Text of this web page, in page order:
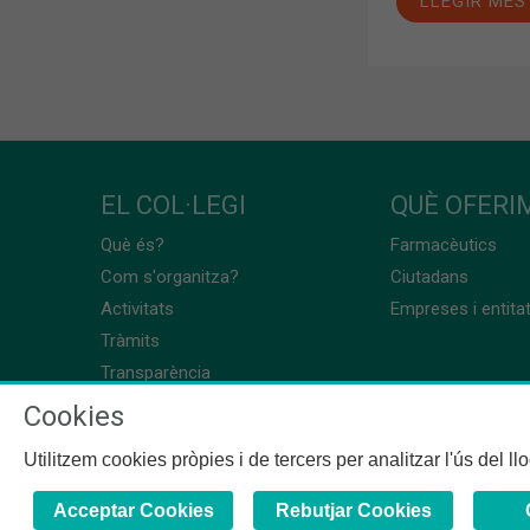
EL COL·LEGI
Què és?
Com s'organitza?
Activitats
Tràmits
Transparència
QUÈ
Farmacèutics
Ciutadans
Empreses i
Cookies
Utilitzem cookies pròpies i de tercers per analitzar l'ús del
Acceptar Cookies Rebutjar Cookies